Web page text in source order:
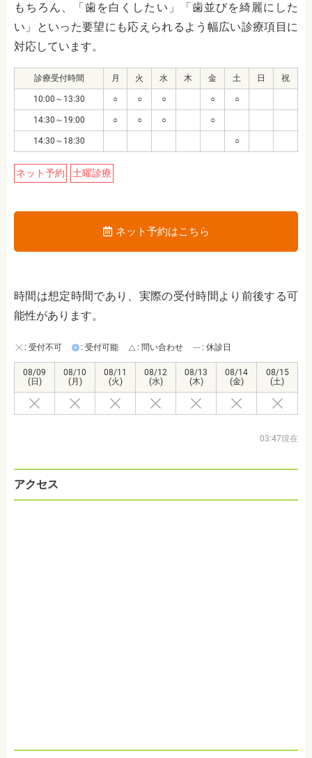
もちろん、「歯を白くしたい」「歯並びを綺麗にした
い」といった要望にも応えられるよう幅広い診療項目に
対応しています。
診療受付時間 月 火 水 木 金 土 日 祝
10:00～13:30 ○ ○ ○ ○ ○
14:30～19:00 ○ ○ ○ ○
14:30～18:30 ○
ネット予約 土曜診療
ネット予約はこちら
時間は想定時間であり、実際の受付時間より前後する可
能性があります。
: 受付不可 : 受付可能 : 問い合わせ : 休診日
08/09
(日)
08/10
(月)
08/11
(火)
08/12
(水)
08/13
(木)
08/14
(金)
08/15
(土)
03:47現在
アクセス